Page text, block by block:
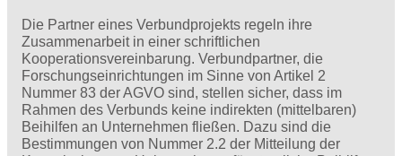
Die Partner eines Verbundprojekts regeln ihre
Zusammenarbeit in einer schriftlichen
Kooperationsvereinbarung. Verbundpartner, die
Forschungseinrichtungen im Sinne von Artikel 2
Nummer 83 der AGVO sind, stellen sicher, dass im
Rahmen des Verbunds keine indirekten (mittelbaren)
Beihilfen an Unternehmen fließen. Dazu sind die
Bestimmungen von Nummer 2.2 der Mitteilung der